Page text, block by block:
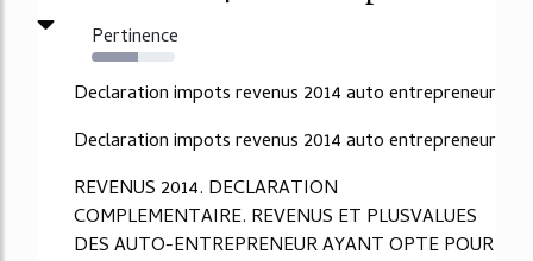
Pertinence
56%
Declaration impots revenus 2014 auto entrepreneur
Declaration impots revenus 2014 auto entrepreneur
REVENUS 2014. DECLARATION
COMPLEMENTAIRE. REVENUS ET PLUSVALUES
DES AUTO-ENTREPRENEUR AYANT OPTE POUR